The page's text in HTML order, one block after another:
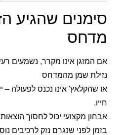
סימנים שהגיע
מדחס
אם המזגן אינו מקרר, נשמעים
נזילת שמן מהמדחס
או שהקלאץ' אינו נכנס לפעולה –
חייו.
אבחון מקצועי יכול לחסוך
בזמן לפני שנגרם נזק לרכיבים